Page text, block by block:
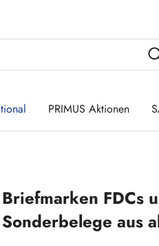
PRIMUS Aktionen
Briefmarken FDCs
Sonderbelege aus